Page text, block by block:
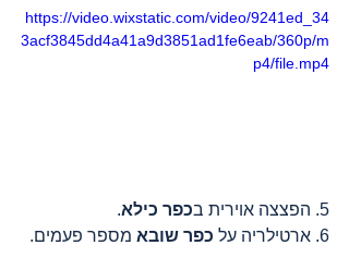
https://video.wixstatic.com/video/9241ed_34
3acf3845dd4a41a9d3851ad1fe6eab/360p/m
p4/file.mp4
5. הפצצה אוירית ב כפר כילא.
6. ארטילריה על
כפר שובא מספר פעמים.